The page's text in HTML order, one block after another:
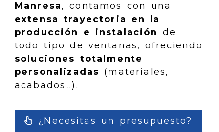
Manresa, contamos con una
extensa trayectoria en la
producción e instalación
de
todo tipo de ventanas, ofreciendo
soluciones totalmente
personalizadas (materiales,
acabados…).
¿Necesitas un presupuesto?